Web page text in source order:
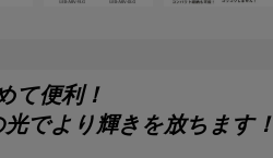
て便利！
でより輝きを放ちます！